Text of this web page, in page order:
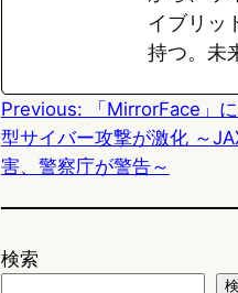
イブリッ
持つ。未
Previous:
「MirrorFace」
型サイバー攻撃が激化 ～
害、警察庁が警告～
検索